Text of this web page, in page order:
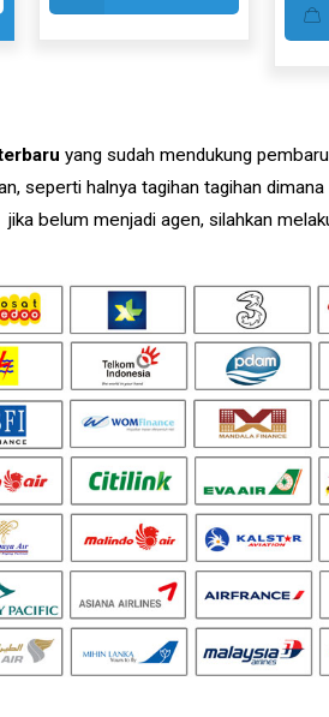
yang sudah mendukung
seperti halnya tagihan tagihan
jika belum menjadi agen, silahkan